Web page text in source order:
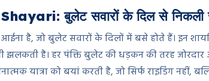
बुलेट सवारों के दिल से निकली
है, जो बुलेट सवारों के दिलों में बसे होते हैं। इन
झलकती है। हर पंक्ति बुलेट की धड़कन की तरह जोरदार
यात्रा को बयां करती है, जो सिर्फ राइडिंग नहीं,